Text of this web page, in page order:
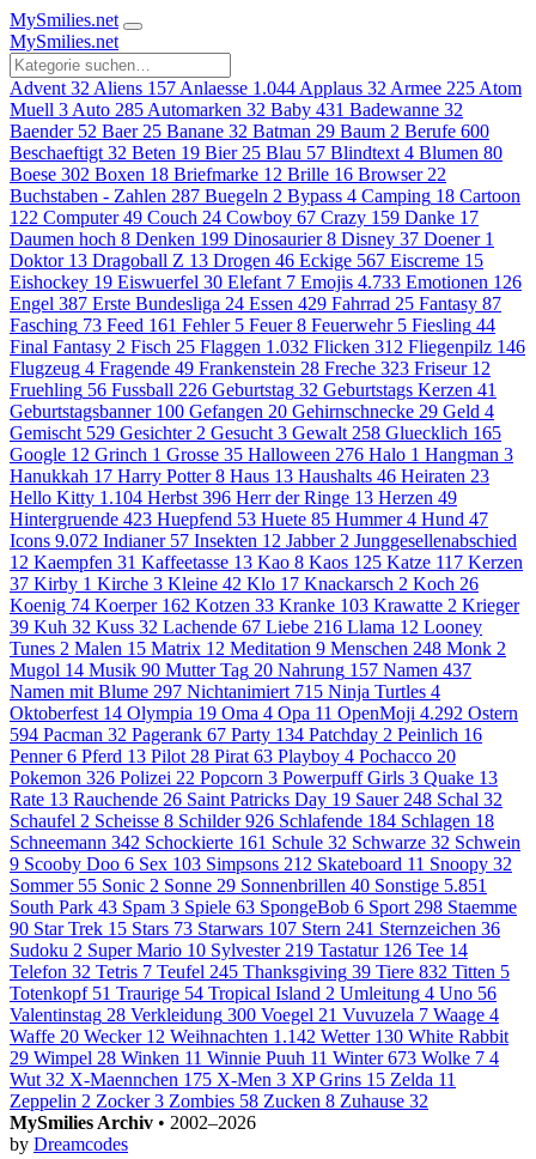
MySmilies.net
MySmilies.net
Advent 32 Aliens 157 Anlaesse 1.044 Applaus 32 Armee 225 Atom
Muell 3 Auto 285 Automarken 32 Baby 431 Badewanne 32
Baender 52 Baer 25 Banane 32 Batman 29 Baum 2 Berufe 600
Beschaeftigt 32 Beten 19 Bier 25 Blau 57 Blindtext 4 Blumen 80
Boese 302 Boxen 18 Briefmarke 12 Brille 16 Browser 22
Buchstaben - Zahlen 287 Buegeln 2 Bypass 4 Camping 18 Cartoon
122 Computer 49 Couch 24 Cowboy 67 Crazy 159 Danke 17
Daumen hoch 8 Denken 199 Dinosaurier 8 Disney 37 Doener 1
Doktor 13 Dragoball Z 13 Drogen 46 Eckige 567 Eiscreme 15
Eishockey 19 Eiswuerfel 30 Elefant 7 Emojis 4.733 Emotionen 126
Engel 387 Erste Bundesliga 24 Essen 429 Fahrrad 25 Fantasy 87
Fasching 73 Feed 161 Fehler 5 Feuer 8 Feuerwehr 5 Fiesling 44
Final Fantasy 2 Fisch 25 Flaggen 1.032 Flicken 312 Fliegenpilz 146
Flugzeug 4 Fragende 49 Frankenstein 28 Freche 323 Friseur 12
Fruehling 56 Fussball 226 Geburtstag 32 Geburtstags Kerzen 41
Geburtstagsbanner 100 Gefangen 20 Gehirnschnecke 29 Geld 4
Gemischt 529 Gesichter 2 Gesucht 3 Gewalt 258 Gluecklich 165
Google 12 Grinch 1 Grosse 35 Halloween 276 Halo 1 Hangman 3
Hanukkah 17 Harry Potter 8 Haus 13 Haushalts 46 Heiraten 23
Hello Kitty 1.104 Herbst 396 Herr der Ringe 13 Herzen 49
Hintergruende 423 Huepfend 53 Huete 85 Hummer 4 Hund 47
Icons 9.072 Indianer 57 Insekten 12 Jabber 2 Junggesellenabschied
12 Kaempfen 31 Kaffeetasse 13 Kao 8 Kaos 125 Katze 117 Kerzen
37 Kirby 1 Kirche 3 Kleine 42 Klo 17 Knackarsch 2 Koch 26
Koenig 74 Koerper 162 Kotzen 33 Kranke 103 Krawatte 2 Krieger
39 Kuh 32 Kuss 32 Lachende 67 Liebe 216 Llama 12 Looney
Tunes 2 Malen 15 Matrix 12 Meditation 9 Menschen 248 Monk 2
Mugol 14 Musik 90 Mutter Tag 20 Nahrung 157 Namen 437
Namen mit Blume 297 Nichtanimiert 715 Ninja Turtles 4
Oktoberfest 14 Olympia 19 Oma 4 Opa 11 OpenMoji 4.292 Ostern
594 Pacman 32 Pagerank 67 Party 134 Patchday 2 Peinlich 16
Penner 6 Pferd 13 Pilot 28 Pirat 63 Playboy 4 Pochacco 20
Pokemon 326 Polizei 22 Popcorn 3 Powerpuff Girls 3 Quake 13
Rate 13 Rauchende 26 Saint Patricks Day 19 Sauer 248 Schal 32
Schaufel 2 Scheisse 8 Schilder 926 Schlafende 184 Schlagen 18
Schneemann 342 Schockierte 161 Schule 32 Schwarze 32 Schwein
9 Scooby Doo 6 Sex 103 Simpsons 212 Skateboard 11 Snoopy 32
Sommer 55 Sonic 2 Sonne 29 Sonnenbrillen 40 Sonstige 5.851
South Park 43 Spam 3 Spiele 63 SpongeBob 6 Sport 298 Staemme
90 Star Trek 15 Stars 73 Starwars 107 Stern 241 Sternzeichen 36
Sudoku 2 Super Mario 10 Sylvester 219 Tastatur 126 Tee 14
Telefon 32 Tetris 7 Teufel 245 Thanksgiving 39 Tiere 832 Titten 5
Totenkopf 51 Traurige 54 Tropical Island 2 Umleitung 4 Uno 56
Valentinstag 28 Verkleidung 300 Voegel 21 Vuvuzela 7 Waage 4
Waffe 20 Wecker 12 Weihnachten 1.142 Wetter 130 White Rabbit
29 Wimpel 28 Winken 11 Winnie Puuh 11 Winter 673 Wolke 7 4
Wut 32 X-Maennchen 175 X-Men 3 XP Grins 15 Zelda 11
Zeppelin 2 Zocker 3 Zombies 58 Zucken 8 Zuhause 32
MySmilies Archiv • 2002–2026
by Dreamcodes